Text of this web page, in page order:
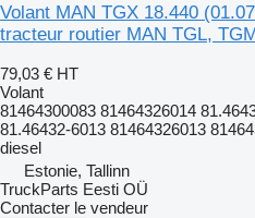
Volant MAN TGX 18.440
tracteur routier MAN TGL,
79,03 € HT
Volant
81464300083 81464326014
81.46432-6013 81464326013
diesel
Estonie, Tallinn
TruckParts Eesti OÜ
Contacter le vendeur